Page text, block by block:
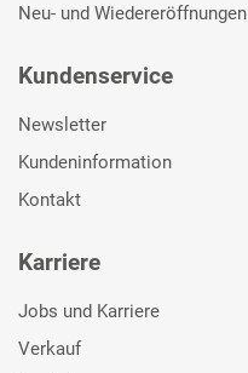
Neu- und Wiedereröffnungen
Kundenservice
Newsletter
Kundeninformation
Kontakt
Karriere
Jobs und Karriere
Verkauf